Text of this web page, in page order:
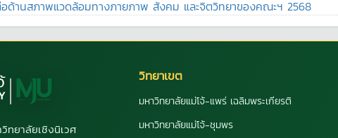
ด้านสภาพแวดล้อมทางภายภาพ สังคม และจิตวิทยาของคณะฯ 2568
ทยาลัยเชิงนิเวศ
วิทยาเขต
มหาวิทยาลัยแม่โจ้-แพร่ เฉลิมพระเกียรติ
มหาวิทยาลัยแม่โจ้-ชุมพร